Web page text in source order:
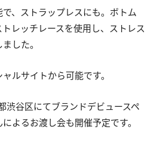
、ストラップレスにも。ボトム
レッチレースを使用し、ストレス
した。
ルサイトから可能です。
渋谷区にてブランドデビュースペ
よるお渡し会も開催予定です。